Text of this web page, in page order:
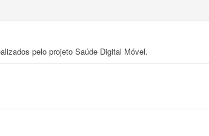
pelo projeto Saúde Digital Móvel.